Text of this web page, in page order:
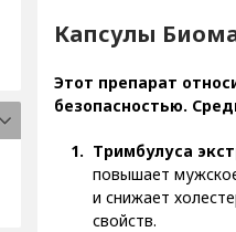
Капсулы
Этот препарат
безопасностью.
Тримбулуса
повышает
и снижает
свойств.